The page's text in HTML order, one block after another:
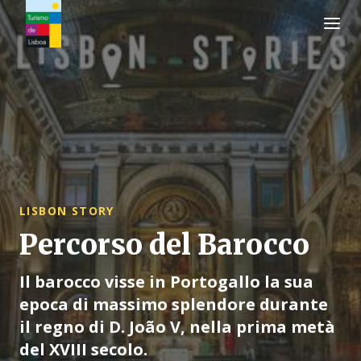
Logo di Turismo de Lisboa
LISBON STORY
Percorso del Barocco
Il barocco visse in Portogallo la sua
epoca di massimo splendore durante
il regno di D. João V, nella prima metà
del XVIII secolo.